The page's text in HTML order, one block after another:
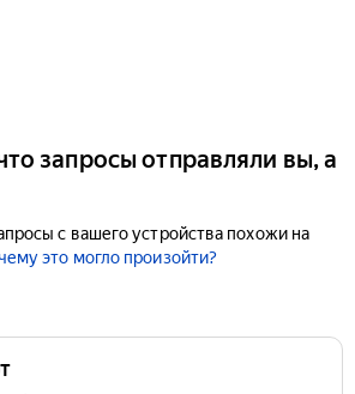
запросы отправляли вы, а
с вашего устройства похожи на
это могло произойти?